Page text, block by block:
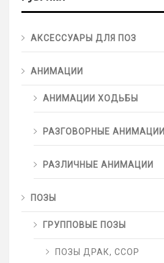
АКСЕССУАРЫ ДЛЯ ПОЗ
АНИМАЦИИ
АНИМАЦИИ ХОДЬБЫ
РАЗГОВОРНЫЕ АНИМАЦИИ
РАЗЛИЧНЫЕ АНИМАЦИИ
ПОЗЫ
ГРУППОВЫЕ ПОЗЫ
ПОЗЫ ДРАК, ССОР